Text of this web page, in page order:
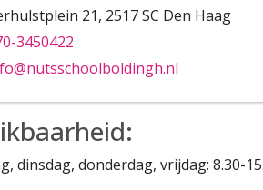
21, 2517 SC Den Haag
3450422
dinsdag, donderdag, vrijdag: 8.30-